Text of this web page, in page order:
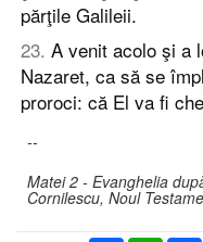
părţile Galileii.
23. A venit acolo şi a
Nazaret, ca să se
proroci: că El va fi
--
Matei 2 - Evanghelia
Cornilescu, Noul